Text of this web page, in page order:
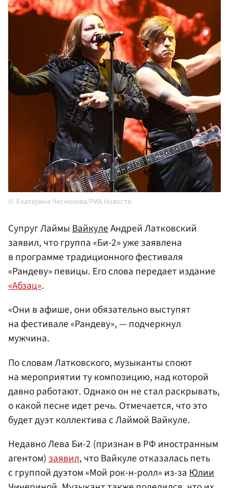
Екатерина Чеснокова/РИА Новости
Супруг ЛаймыВайкулеАндрей Латковский
заявил, что группа «Би-2» уже заявлена
в программе традиционного фестиваля
«Рандеву» певицы. Его слова передает издание
«Абзац».
«Они в афише, они обязательно выступят
на фестивале «Рандеву», — подчеркнул
мужчина.
По словам Латковского, музыканты споют
на мероприятии ту композицию, над которой
давно работают. Однако он не стал раскрывать,
о какой песне идет речь. Отмечается, что это
будет дуэт коллектива с Лаймой Вайкуле.
Недавно Лева Би-2 (признан в РФ иностранным
агентом)заявил, что Вайкуле отказалась петь
с группой дуэтом «Мой рок-н-ролл» из-заЮлии